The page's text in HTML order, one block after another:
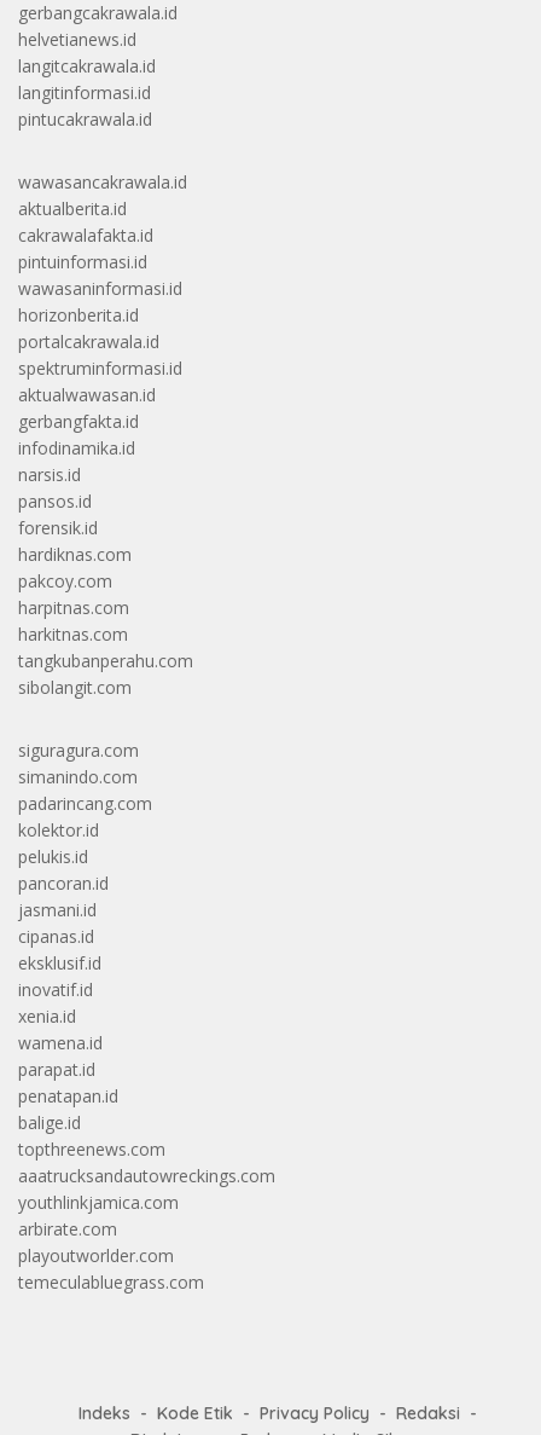
gerbangcakrawala.id
helvetianews.id
langitcakrawala.id
langitinformasi.id
pintucakrawala.id
wawasancakrawala.id
aktualberita.id
cakrawalafakta.id
pintuinformasi.id
wawasaninformasi.id
horizonberita.id
portalcakrawala.id
spektruminformasi.id
aktualwawasan.id
gerbangfakta.id
infodinamika.id
narsis.id
pansos.id
forensik.id
hardiknas.com
pakcoy.com
harpitnas.com
harkitnas.com
tangkubanperahu.com
sibolangit.com
siguragura.com
simanindo.com
padarincang.com
kolektor.id
pelukis.id
pancoran.id
jasmani.id
cipanas.id
eksklusif.id
inovatif.id
xenia.id
wamena.id
parapat.id
penatapan.id
balige.id
topthreenews.com
aaatrucksandautowreckings.com
youthlinkjamica.com
arbirate.com
playoutworlder.com
temeculabluegrass.com
Indeks Kode Etik Privacy Policy
Redaksi